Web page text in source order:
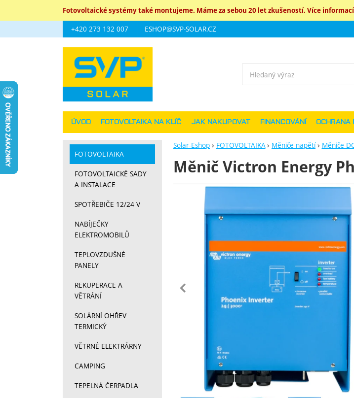
Fotovoltaické systémy také montujeme. Máme za sebou 20 let zkušeností. Více
Solar-Eshop FOTOVOLTAIKA Měniče napětí Měniče
Měnič Victron Energy
Fotografie
předchozí
FOTOVOLTAIKA
FOTOVOLTAICKÉ SADY
A INSTALACE
SPOTŘEBIČE 12/24 V
NABÍJEČKY
ELEKTROMOBILŮ
TEPLOVZDUŠNÉ
PANELY
REKUPERACE A
VĚTRÁNÍ
SOLÁRNÍ OHŘEV
TERMICKÝ
VĚTRNÉ ELEKTRÁRNY
CAMPING
TEPELNÁ ČERPADLA
Navigace
+420 273 132 007 ESHOP@SVP-SOLAR.CZ
ÚVOD FOTOVOLTAIKA NA KLÍČ JAK NAKUPOVAT FINANCOVÁNÍ OCHRANA
Vyhledávání